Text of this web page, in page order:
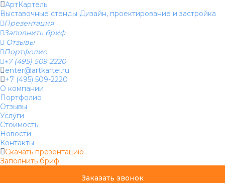
АртКартель
Выставочные стенды Дизайн, проектирование и застройка
Презентация
Заполнить бриф
 Отзывы
Портфолио
+7 (495) 509 2220
enter@artkartel.ru
+7 (495) 509-2220
О компании
Портфолио
Отзывы
Услуги
Стоимость
Новости
Контакты
Скачать презентацию
Заполнить бриф
Заказать звонок